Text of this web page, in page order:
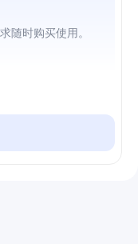
随时购买使用。